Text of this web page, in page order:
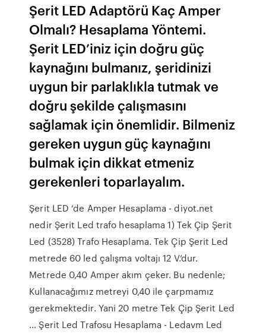
Şerit LED Adaptörü Kaç Amper
Olmalı? Hesaplama Yöntemi.
Şerit LED’iniz için doğru güç
kaynağını bulmanız, şeridinizi
uygun bir parlaklıkla tutmak ve
doğru şekilde çalışmasını
sağlamak için önemlidir. Bilmeniz
gereken uygun güç kaynağını
bulmak için dikkat etmeniz
gerekenleri toparlayalım.
Şerit LED ‘de Amper Hesaplama - diyot.net
nedir Şerit Led trafo hesaplama 1) Tek Çip Şerit
Led (3528) Trafo Hesaplama. Tek Çip Şerit Led
metrede 60 led çalışma voltajı 12 V.’dur.
Metrede 0,40 Amper akım çeker. Bu nedenle;
Kullanacağımız metreyi 0,40 ile çarpmamız
gerekmektedir. Yani 20 metre Tek Çip Şerit Led
… Şerit Led Trafosu Hesaplama - Ledavm Led